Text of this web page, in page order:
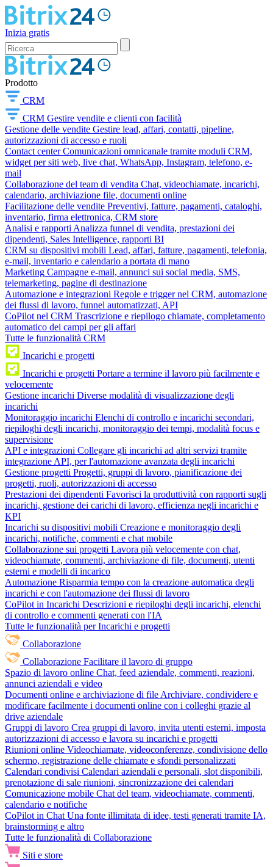
Inizia gratis
Prodotto
CRM
CRM Gestire vendite e clienti con facilità
Gestione delle vendite Gestire lead, affari, contatti, pipeline,
autorizzazioni di accesso e ruoli
Contact center Comunicazioni omnicanale tramite moduli CRM,
widget per siti web, live chat, WhatsApp, Instagram, telefono, e-
mail
Collaborazione del team di vendita Chat, videochiamate, incarichi,
calendario, archiviazione file, documenti online
Facilitazione delle vendite Preventivi, fatture, pagamenti, cataloghi,
inventario, firma elettronica, CRM store
Analisi e rapporti Analizza funnel di vendita, prestazioni dei
dipendenti, Sales Intelligence, rapporti BI
CRM su dispositivi mobili Lead, affari, fatture, pagamenti, telefonia,
e-mail, inventario e calendario a portata di mano
Marketing Campagne e-mail, annunci sui social media, SMS,
telemarketing, pagine di destinazione
Automazione e integrazioni Regole e trigger nel CRM, automazione
dei flussi di lavoro, funnel automatizzati, API
CoPilot nel CRM Trascrizione e riepilogo chiamate, completamento
automatico dei campi per gli affari
Tutte le funzionalità CRM
Incarichi e progetti
Incarichi e progetti Portare a termine il lavoro più facilmente e
velocemente
Gestione incarichi Diverse modalità di visualizzazione degli
incarichi
Monitoraggio incarichi Elenchi di controllo e incarichi secondari,
riepiloghi degli incarichi, monitoraggio dei tempi, modalità focus e
supervisione
API e integrazioni Collegare gli incarichi ad altri servizi tramite
integrazione API, per l'automazione avanzata degli incarichi
Gestione progetti Progetti, gruppi di lavoro, pianificazione dei
progetti, ruoli, autorizzazioni di accesso
Prestazioni dei dipendenti Favorisci la produttività con rapporti sugli
incarichi, gestione dei carichi di lavoro, efficienza negli incarichi e
KPI
Incarichi su dispositivi mobili Creazione e monitoraggio degli
incarichi, notifiche, commenti e chat mobile
Collaborazione sui progetti Lavora più velocemente con chat,
videochiamate, commenti, archiviazione di file, documenti, utenti
esterni e modelli di incarico
Automazione Risparmia tempo con la creazione automatica degli
incarichi e con l'automazione dei flussi di lavoro
CoPilot in Incarichi Descrizioni e riepiloghi degli incarichi, elenchi
di controllo e commenti generati con l'IA
Tutte le funzionalità per Incarichi e progetti
Collaborazione
Collaborazione Facilitare il lavoro di gruppo
Spazio di lavoro online Chat, feed aziendale, commenti, reazioni,
annunci aziendali e video
Documenti online e archiviazione di file Archiviare, condividere e
modificare facilmente i documenti online con i colleghi grazie al
drive aziendale
Gruppi di lavoro Crea gruppi di lavoro, invita utenti esterni, imposta
autorizzazioni di accesso e lavora su incarichi e progetti
Riunioni online Videochiamate, videoconferenze, condivisione dello
schermo, registrazione delle chiamate e sfondi personalizzati
Calendari condivisi Calendari aziendali e personali, slot disponibili,
prenotazione di sale riunioni, sincronizzazione dei calendari
Comunicazione mobile Chat del team, videochiamate, commenti,
calendario e notifiche
CoPilot in Chat Una fonte illimitata di idee, testi generati tramite IA,
brainstorming e altro
Tutte le funzionalità di Collaborazione
Siti e store